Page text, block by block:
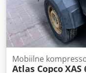
Mobiilne
Atlas CopcoXAS